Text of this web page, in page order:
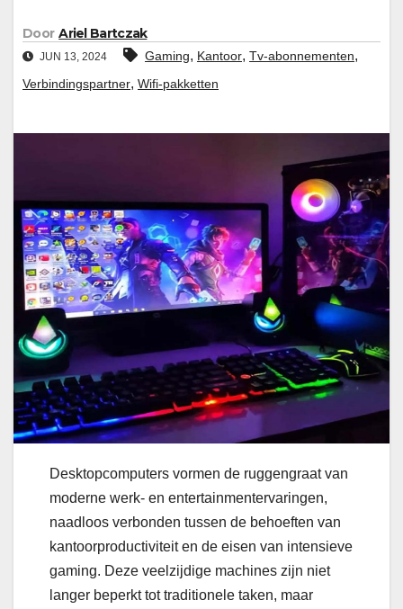
Door Ariel Bartczak
JUN 13, 2024 Gaming, Kantoor, Tv-abonnementen,
Verbindingspartner, Wifi-pakketten
Desktopcomputers vormen de ruggengraat van
moderne werk- en entertainmentervaringen,
naadloos verbonden tussen de behoeften van
kantoorproductiviteit en de eisen van intensieve
gaming. Deze veelzijdige machines zijn niet
langer beperkt tot traditionele taken, maar